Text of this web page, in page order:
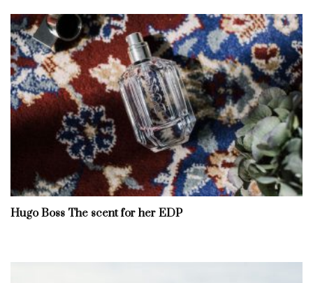
Hugo Boss The scent for her EDP